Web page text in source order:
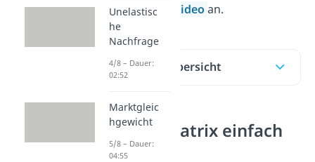
direkt unser
Video an.
Inhaltsübersicht
Ansoff-Matrix einfach
erklärt
Unelastisc
he
Nachfrage
4/8 – Dauer:
02:52
Marktgleic
hgewicht
5/8 – Dauer:
04:55